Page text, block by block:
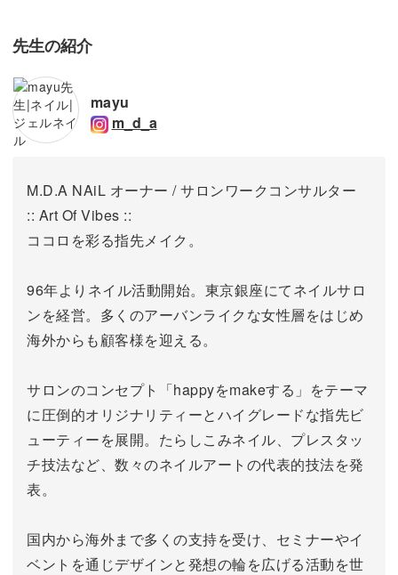
先生の紹介
mayu
m_d_a
M.D.A NAiL オーナー / サロンワークコンサルター
:: Art Of Vibes ::
ココロを彩る指先メイク。
96年よりネイル活動開始。東京銀座にてネイルサロ
ンを経営。 多くのアーバンライクな女性層をはじめ
海外からも顧客様を迎える。
サロンのコンセプト「happyをmakeする」をテーマ
に圧倒的オリジナリティーとハイグレードな指先ビ
ューティーを展開。 たらしこみネイル、プレスタッ
チ技法など、数々のネイルアートの代表的技法を発
表。
国内から海外まで多くの支持を受け、セミナーやイ
ベントを通じデザインと発想の輪を広げる活動を世